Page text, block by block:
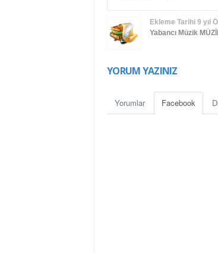
Ekleme Tarihi 9 yıl
Yabancı Müzik
YORUM YAZINIZ
Yorumlar Facebook